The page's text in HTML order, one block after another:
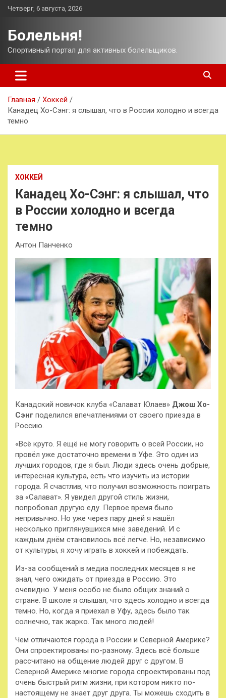
Перейти
Четверг, 6 августа, 2026
Болельня!
Спортивный портал для активных болельщиков.
Главная
Хоккей
Канадец Хо-Сэнг: я слышал, что в России холодно и всегда
темно
ХОККЕЙ
Канадец Хо-Сэнг: я слышал, что
в России холодно и всегда
темно
Антон Панченко
Канадский новичок клуба «Салават Юлаев» Джош Хо-
Сэнг поделился впечатлениями от своего приезда в
Россию.
«Всё круто. Я ещё не могу говорить о всей России, но
провёл уже достаточно времени в Уфе. Это один из
лучших городов, где я был. Люди здесь очень добрые,
интересная культура, есть что изучить из истории
города. Я счастлив, что получил возможность поиграть
за «Салават». Я увидел другой стиль жизни,
попробовал другую еду. Первое время было
непривычно. Но уже через пару дней я нашёл
несколько приглянувшихся мне заведений. И с
каждым днём становилось всё легче. Но, независимо
от культуры, я хочу играть в хоккей и побеждать.
Из-за сообщений в медиа последних месяцев я не
знал, чего ожидать от приезда в Россию. Это
очевидно. У меня особо не было общих знаний о
стране. В школе я слышал, что здесь холодно и всегда
темно. Но, когда я приехал в Уфу, здесь было так
солнечно, так жарко. Так много людей!
Чем отличаются города в России и Северной Америке?
Они спроектированы по-разному. Здесь всё больше
рассчитано на общение людей друг с другом. В
Северной Америке многие города спроектированы под
очень быстрый ритм жизни, при котором никто по-
настоящему не знает друг друга. Ты можешь сходить в